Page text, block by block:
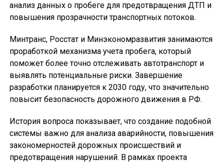
анализ данных о пробеге для предотвращения ДТП и
повышения прозрачности транспортных потоков.
Минтранс, Росстат и Минэкономразвития занимаются
проработкой механизма учета пробега, который
поможет более точно отслеживать автотранспорт и
выявлять потенциальные риски. Завершение
разработки планируется к 2030 году, что значительно
повысит безопасность дорожного движения в РФ.
История вопроса показывает, что создание подобной
системы важно для анализа аварийности, повышения
закономерностей дорожных происшествий и
предотвращения нарушений. В рамках проекта